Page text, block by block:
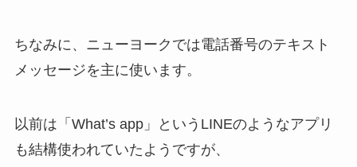
ちなみに、ニューヨークでは電話番号のテキスト
メッセージを主に使います。
以前は「What’s app」というLINEのようなアプリ
も結構使われていたようですが、